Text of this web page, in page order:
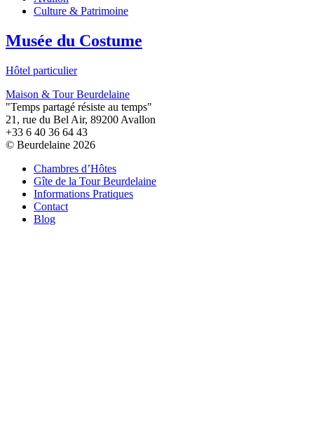
Culture & Patrimoine
Musée du Costume
Hôtel particulier
Maison & Tour Beurdelaine
"Temps partagé résiste au temps"
21, rue du Bel Air, 89200 Avallon
+33 6 40 36 64 43
© Beurdelaine 2026
Chambres d’Hôtes
Gîte de la Tour Beurdelaine
Informations Pratiques
Contact
Blog